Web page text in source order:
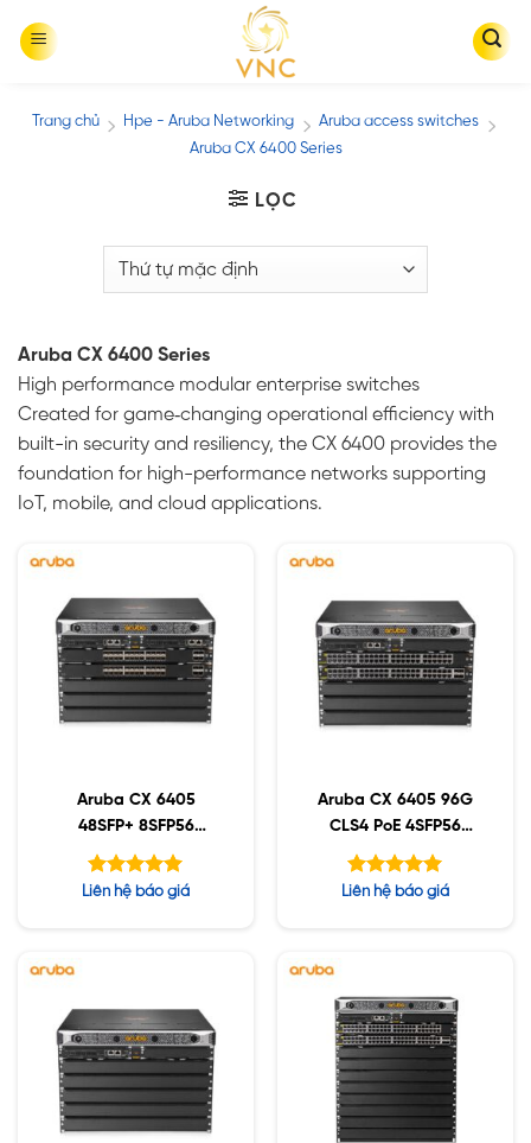
Trang chủ / Hpe - Aruba Networking / Aruba access switches
/
Aruba CX 6400 Series
LỌC
Aruba CX 6400 Series
High performance modular enterprise switches
Created for game‑changing operational efficiency with
built-in security and resiliency, the CX 6400 provides the
foundation for high-performance networks supporting
IoT, mobile, and cloud applications.
Aruba CX 6405
48SFP+ 8SFP56
(R0X30A)
Được xếp
Liên hệ báo giá
Aruba CX 6405 96G
CLS4 PoE 4SFP56
(R0X29A)
Được xếp
Liên hệ báo giá